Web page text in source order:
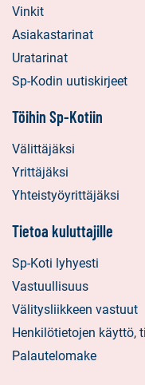
Vinkit
Asiakastarinat
Uratarinat
Sp-Kodin uutiskirjeet
Töihin Sp-Kotiin
Välittäjäksi
Yrittäjäksi
Yhteistyöyrittäjäksi
Tietoa kuluttajille
Sp-Koti lyhyesti
Vastuullisuus
Välitysliikkeen vastuut
Henkilötietojen käyttö,
Palautelomake